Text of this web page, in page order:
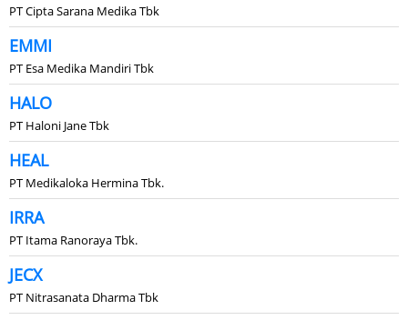
PT Cipta Sarana Medika Tbk
EMMI
PT Esa Medika Mandiri Tbk
HALO
PT Haloni Jane Tbk
HEAL
PT Medikaloka Hermina Tbk.
IRRA
PT Itama Ranoraya Tbk.
JECX
PT Nitrasanata Dharma Tbk